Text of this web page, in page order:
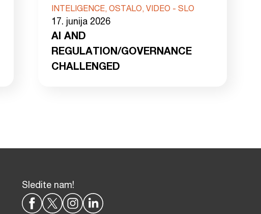
INTELIGENCE, OSTALO, VIDEO - SLO
17. junija 2026
AI AND
REGULATION/GOVERNANCE
CHALLENGED
Sledite nam!